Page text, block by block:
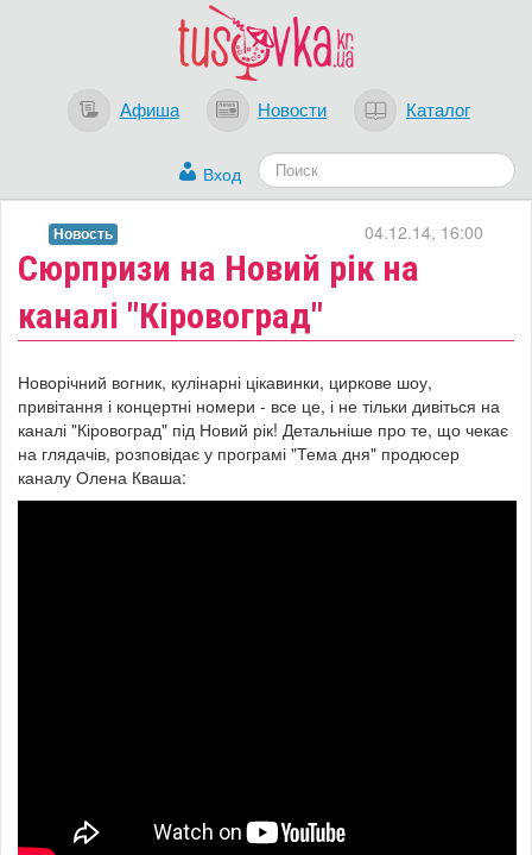
Афиша Новости Каталог
Вход
Сюрпризи на Новий рік на
каналі "Кіровоград"
04.12.14, 16:00
Новость
Новорічний вогник, кулінарні цікавинки, циркове шоу,
привітання і концертні номери - все це, і не тільки дивіться на
каналі "Кіровоград" під Новий рік! Детальніше про те, що чекає
на глядачів, розповідає у програмі "Тема дня" продюсер
каналу Олена Кваша: